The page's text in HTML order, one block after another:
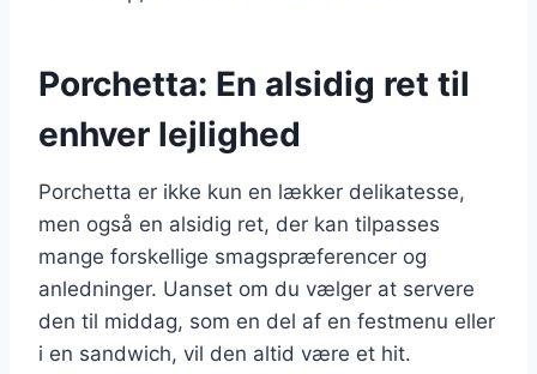
Porchetta: En alsidig ret til
enhver lejlighed
Porchetta er ikke kun en lækker delikatesse,
men også en alsidig ret, der kan tilpasses
mange forskellige smagspræferencer og
anledninger. Uanset om du vælger at servere
den til middag, som en del af en festmenu eller
i en sandwich, vil den altid være et hit.